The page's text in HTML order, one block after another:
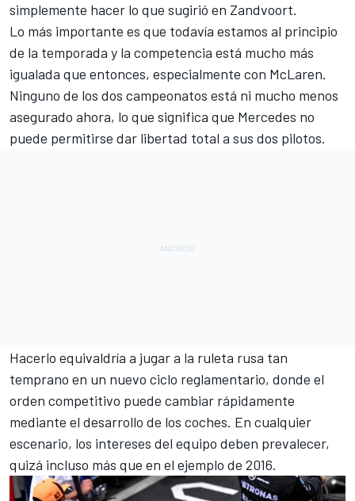
simplemente hacer lo que sugirió en Zandvoort.
Lo más importante es que todavía estamos al principio
de la temporada y la competencia está mucho más
igualada que entonces, especialmente con McLaren.
Ninguno de los dos campeonatos está ni mucho menos
asegurado ahora, lo que significa que Mercedes no
puede permitirse dar libertad total a sus dos pilotos.
Hacerlo equivaldría a jugar a la ruleta rusa tan
temprano en un nuevo ciclo reglamentario, donde el
orden competitivo puede cambiar rápidamente
mediante el desarrollo de los coches. En cualquier
escenario, los intereses del equipo deben prevalecer,
quizá incluso más que en el ejemplo de 2016.